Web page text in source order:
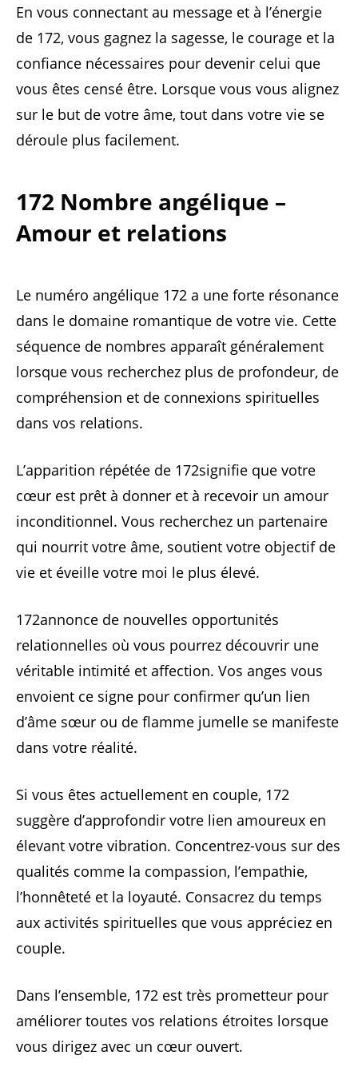
En vous connectant au message et à l’énergie
de 172, vous gagnez la sagesse, le courage et la
confiance nécessaires pour devenir celui que
vous êtes censé être. Lorsque vous vous alignez
sur le but de votre âme, tout dans votre vie se
déroule plus facilement.
172 Nombre angélique –
Amour et relations
Le numéro angélique 172 a une forte résonance
dans le domaine romantique de votre vie. Cette
séquence de nombres apparaît généralement
lorsque vous recherchez plus de profondeur, de
compréhension et de connexions spirituelles
dans vos relations.
L’apparition répétée de 172signifie que votre
cœur est prêt à donner et à recevoir un amour
inconditionnel. Vous recherchez un partenaire
qui nourrit votre âme, soutient votre objectif de
vie et éveille votre moi le plus élevé.
172annonce de nouvelles opportunités
relationnelles où vous pourrez découvrir une
véritable intimité et affection. Vos anges vous
envoient ce signe pour confirmer qu’un lien
d’âme sœur ou de flamme jumelle se manifeste
dans votre réalité.
Si vous êtes actuellement en couple, 172
suggère d’approfondir votre lien amoureux en
élevant votre vibration. Concentrez-vous sur des
qualités comme la compassion, l’empathie,
l’honnêteté et la loyauté. Consacrez du temps
aux activités spirituelles que vous appréciez en
couple.
Dans l’ensemble, 172 est très prometteur pour
améliorer toutes vos relations étroites lorsque
vous dirigez avec un cœur ouvert.